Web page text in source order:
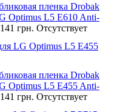
пленка Drobak
Optimus L5 E610 Anti-
141 грн. Отсутствует
LG Optimus L5 E455
пленка Drobak
Optimus L5 E455 Anti-
141 грн. Отсутствует